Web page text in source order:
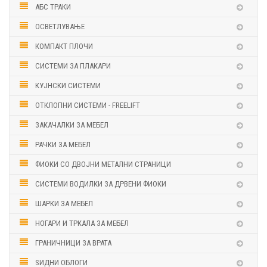
АБС ТРАКИ
ОСВЕТЛУВАЊЕ
КОМПАКТ ПЛОЧИ
СИСТЕМИ ЗА ПЛАКАРИ
КУЈНСКИ СИСТЕМИ
ОТКЛОПНИ СИСТЕМИ - FREELIFT
ЗАКАЧАЛКИ ЗА МЕБЕЛ
РАЧКИ ЗА МЕБЕЛ
ФИОКИ СО ДВОЈНИ МЕТАЛНИ СТРАНИЦИ
СИСТЕМИ ВОДИЛКИ ЗА ДРВЕНИ ФИОКИ
ШАРКИ ЗА МЕБЕЛ
НОГАРИ И ТРКАЛА ЗА МЕБЕЛ
ГРАНИЧНИЦИ ЗА ВРАТА
ЅИДНИ ОБЛОГИ